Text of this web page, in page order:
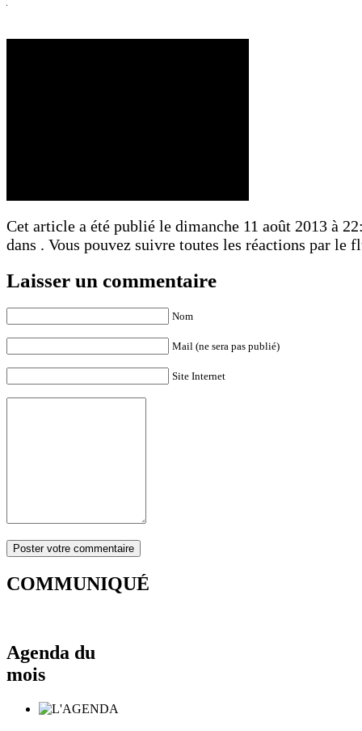
Cet article a été publié le dimanche 11 août 2013 à
dans . Vous pouvez suivre toutes les réactions par le
Laisser un commentaire
Nom
Mail (ne sera pas publié)
Site Internet
COMMUNIQUÉ
Agenda du
mois